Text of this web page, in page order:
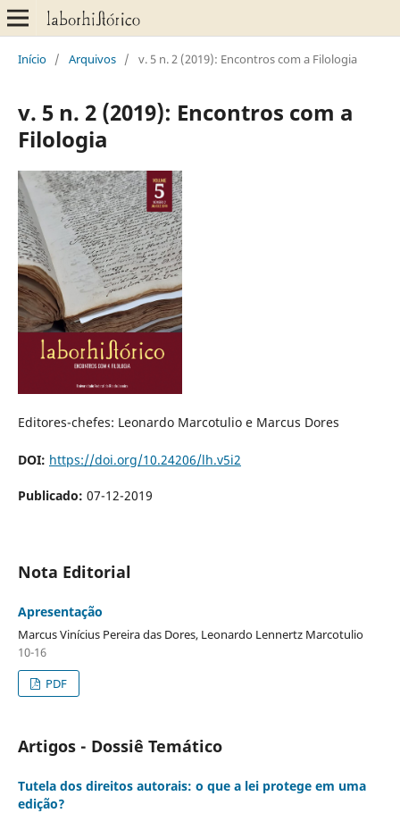
Início / Arquivos / v. 5 n. 2 (2019): Encontros com a Filologia
v. 5 n. 2 (2019): Encontros com a
Filologia
Editores-chefes: Leonardo Marcotulio e Marcus Dores
DOI: https://doi.org/10.24206/lh.v5i2
Publicado: 07-12-2019
Nota Editorial
Apresentação
Marcus Vinícius Pereira das Dores, Leonardo Lennertz Marcotulio
10-16
PDF
Artigos - Dossiê Temático
Tutela dos direitos autorais: o que a lei protege em uma
edição?